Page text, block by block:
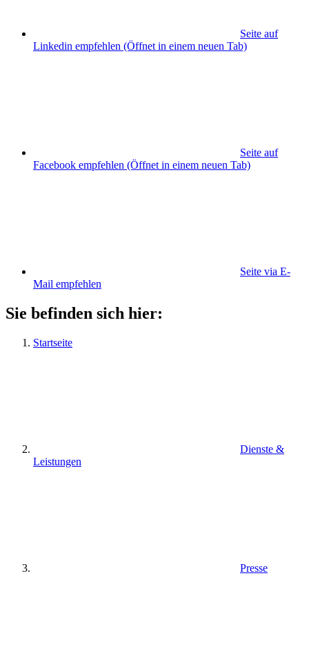
Seite auf
Linkedin empfehlen (Öffnet in einem neuen Tab)
Seite auf
Facebook empfehlen (Öffnet in einem neuen Tab)
Seite via E-
Mail empfehlen
Sie befinden sich hier:
Startseite
Dienste &
Leistungen
Presse